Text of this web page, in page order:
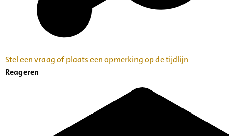
Stel een vraag of plaats een opmerking op de tijdlijn
Reageren